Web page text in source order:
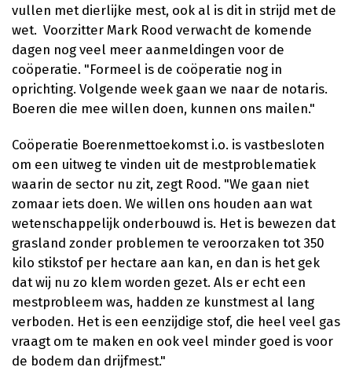
vullen met dierlijke mest, ook al is dit in strijd met de
wet. Voorzitter Mark Rood verwacht de komende
dagen nog veel meer aanmeldingen voor de
coöperatie. "Formeel is de coöperatie nog in
oprichting. Volgende week gaan we naar de notaris.
Boeren die mee willen doen, kunnen ons mailen."
Coöperatie Boerenmettoekomst i.o. is vastbesloten
om een uitweg te vinden uit de mestproblematiek
waarin de sector nu zit, zegt Rood. "We gaan niet
zomaar iets doen. We willen ons houden aan wat
wetenschappelijk onderbouwd is. Het is bewezen dat
grasland zonder problemen te veroorzaken tot 350
kilo stikstof per hectare aan kan, en dan is het gek
dat wij nu zo klem worden gezet. Als er echt een
mestprobleem was, hadden ze kunstmest al lang
verboden. Het is een eenzijdige stof, die heel veel gas
vraagt om te maken en ook veel minder goed is voor
de bodem dan drijfmest."